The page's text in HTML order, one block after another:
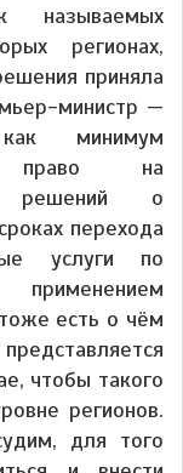
называемых
регионах,
приняла
министр —
минимум
право на
решений о
перехода
услуги по
есть о чём
чтобы такого
регионов.
для того